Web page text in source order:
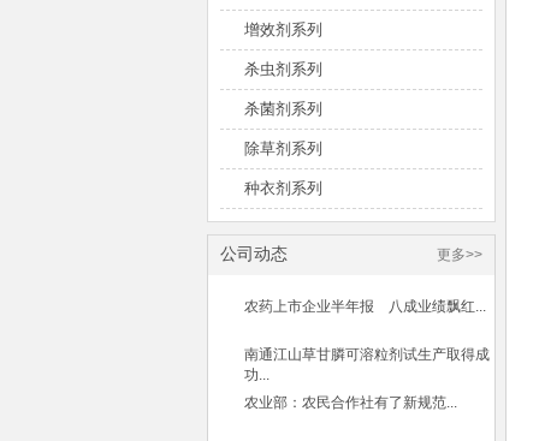
增效剂系列
杀虫剂系列
杀菌剂系列
除草剂系列
种衣剂系列
更多>>
公司动态
农药上市企业半年报 八成业绩飘红...
南通江山草甘膦可溶粒剂试生产取得成
功...
农业部：农民合作社有了新规范...